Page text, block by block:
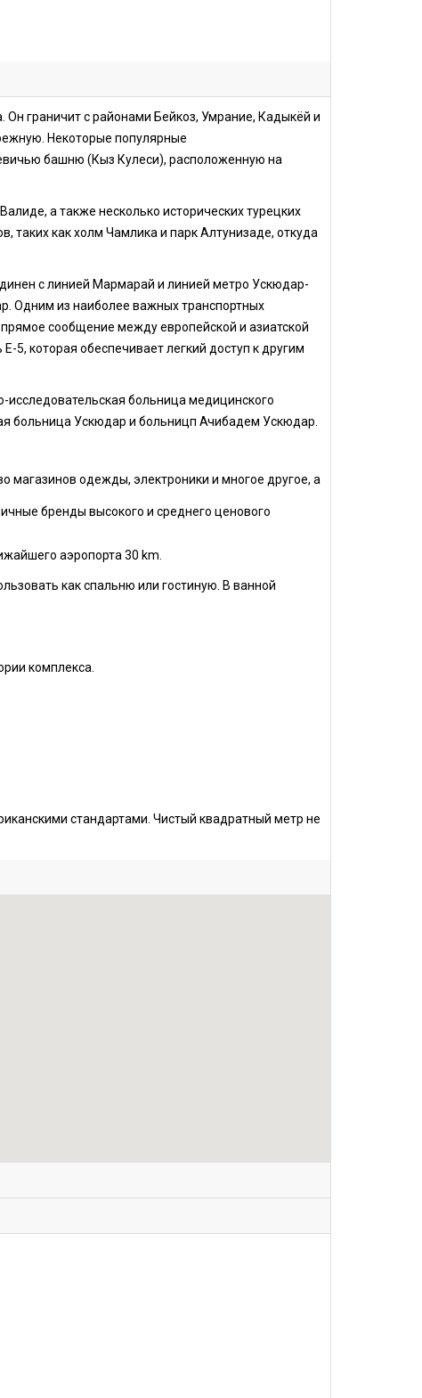
граничит с районами Бейкоз, Умрание, Кадыкёй и
Некоторые популярные
башню (Кыз Кулеси), расположенную на
а также несколько исторических турецких
таких как холм Чамлика и парк Алтунизаде, откуда
с линией Мармарай и линией метро Ускюдар-
Одним из наиболее важных транспортных
сообщение между европейской и азиатской
5, которая обеспечивает легкий доступ к другим
больница медицинского
больница Ускюдар и больницп Ачибадем Ускюдар.
магазинов одежды, электроники и многое другое, а
бренды высокого и среднего ценового
аэропорта 30 km.
как спальню или гостиную. В ванной
комплекса.
стандартами. Чистый квадратный метр не